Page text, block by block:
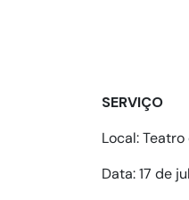
SERVIÇO
Local:
Data: 17 de